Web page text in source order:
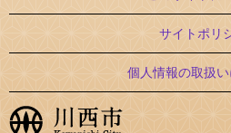
サイトポリ
個人情報の取扱